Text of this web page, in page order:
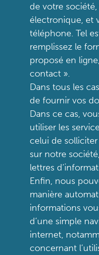
de votre société,
électronique, et
téléphone. Tel
remplissez le
proposé en
contact ».
Dans tous les
de fournir vos
Dans ce cas,
utiliser les
celui de
sur notre
lettres
Enfin, nous
manière
informations
d’une simple
internet,
concernant